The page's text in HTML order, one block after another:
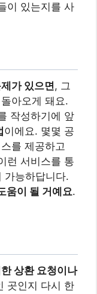
이 있는지를 사
가 있으면, 그
아오게 돼요.
작성하기에 앞
이에요. 몇몇 공
를 제공하고
런 서비스를 통
가능하답니다.
움이 될 거예요.
상환 요청이나
곳인지 다시 한